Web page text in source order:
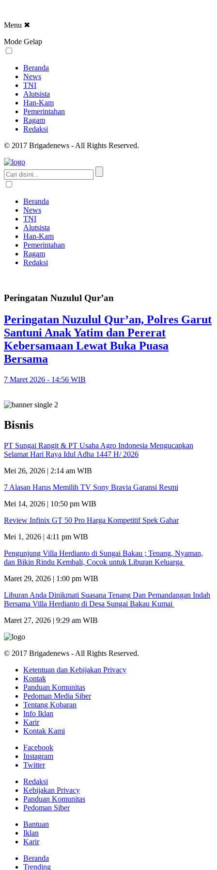
Menu ✖
Mode Gelap
Beranda
News
TNI
Alutsista
Han-Kam
Pemerintahan
Ragam
Redaksi
© 2017 Brigadenews - All Rights Reserved.
Beranda
News
TNI
Alutsista
Han-Kam
Pemerintahan
Ragam
Redaksi
Peringatan Nuzulul Qur’an
Peringatan Nuzulul Qur’an, Polres Garut
Santuni Anak Yatim dan Pererat
Kebersamaan Lewat Buka Puasa
Bersama
7 Maret 2026 - 14:56 WIB
Bisnis
PT Sungai Rangit & PT Usaha Agro Indonesia Mengucapkan
Selamat Hari Raya Idul Adha 1447 H/ 2026
Mei 26, 2026 | 2:14 am WIB
7 Alasan Harus Memilih TV Sony Bravia Garansi Resmi
Mei 14, 2026 | 10:50 pm WIB
Review Infinix GT 50 Pro Harga Kompetitif Spek Gahar
Mei 1, 2026 | 4:11 pm WIB
Pengunjung Villa Herdianto di Sungai Bakau ; Tenang, Nyaman,
dan Bikin Rindu Kembali, Cocok untuk Liburan Keluarga
Maret 29, 2026 | 1:00 pm WIB
Liburan Anda Dinikmati Suasana Tenang Dan Pemandangan Indah
Bersama Villa Herdianto di Desa Sungai Bakau Kumai
Maret 27, 2026 | 9:29 am WIB
© 2017 Brigadenews - All Rights Reserved.
Ketentuan dan Kebijakan Privacy
Kontak
Panduan Komunitas
Pedoman Media Siber
Tentang Kobaran
Info Iklan
Karir
Kontak Kami
Facebook
Instagram
Twitter
Redaksi
Kebijakan Privacy
Panduan Komunitas
Pedoman Siber
Bantuan
Iklan
Karir
Beranda
Trending